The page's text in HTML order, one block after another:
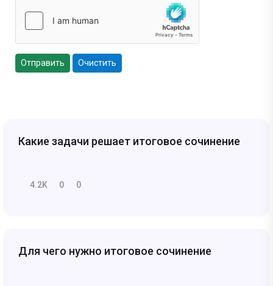
Отправить Очистить
Какие задачи решает итоговое сочинение
4.2K 0 0
Для чего нужно итоговое сочинение